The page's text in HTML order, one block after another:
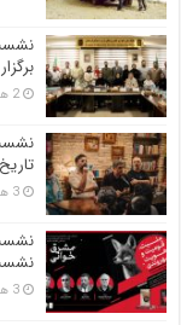
2 هفته پیش
3 هفته پیش
3 هفته پیش